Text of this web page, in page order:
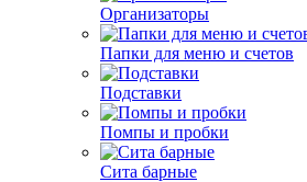
Организаторы
Папки для меню и счетов
Подставки
Помпы и пробки
Сита барные